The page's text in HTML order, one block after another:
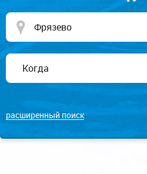
расширенный поиск